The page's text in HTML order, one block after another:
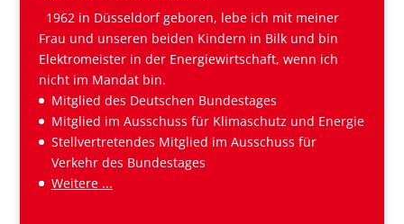
1962 in Düsseldorf geboren, lebe ich mit meiner
Frau und unseren beiden Kindern in Bilk und bin
Elektromeister in der Energiewirtschaft, wenn ich
nicht im Mandat bin.
Mitglied des Deutschen Bundestages
Mitglied im Ausschuss für Klimaschutz und Energie
Stellvertretendes Mitglied im Ausschuss für
Verkehr des Bundestages
Weitere ...